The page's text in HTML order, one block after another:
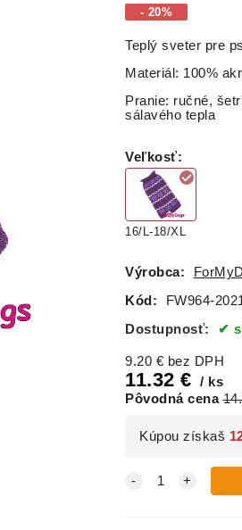
- 20%
Teplý sveter pre
Materiál: 100%
Pranie: ručné,
sálavého tepla
Veľkosť:
16/L-18/XL
Výrobca:
Kód:
FW964-
Dostupnosť:
9.20 € bez DPH
11.32 €
ks
Pôvodná cena
Kúpou získaš